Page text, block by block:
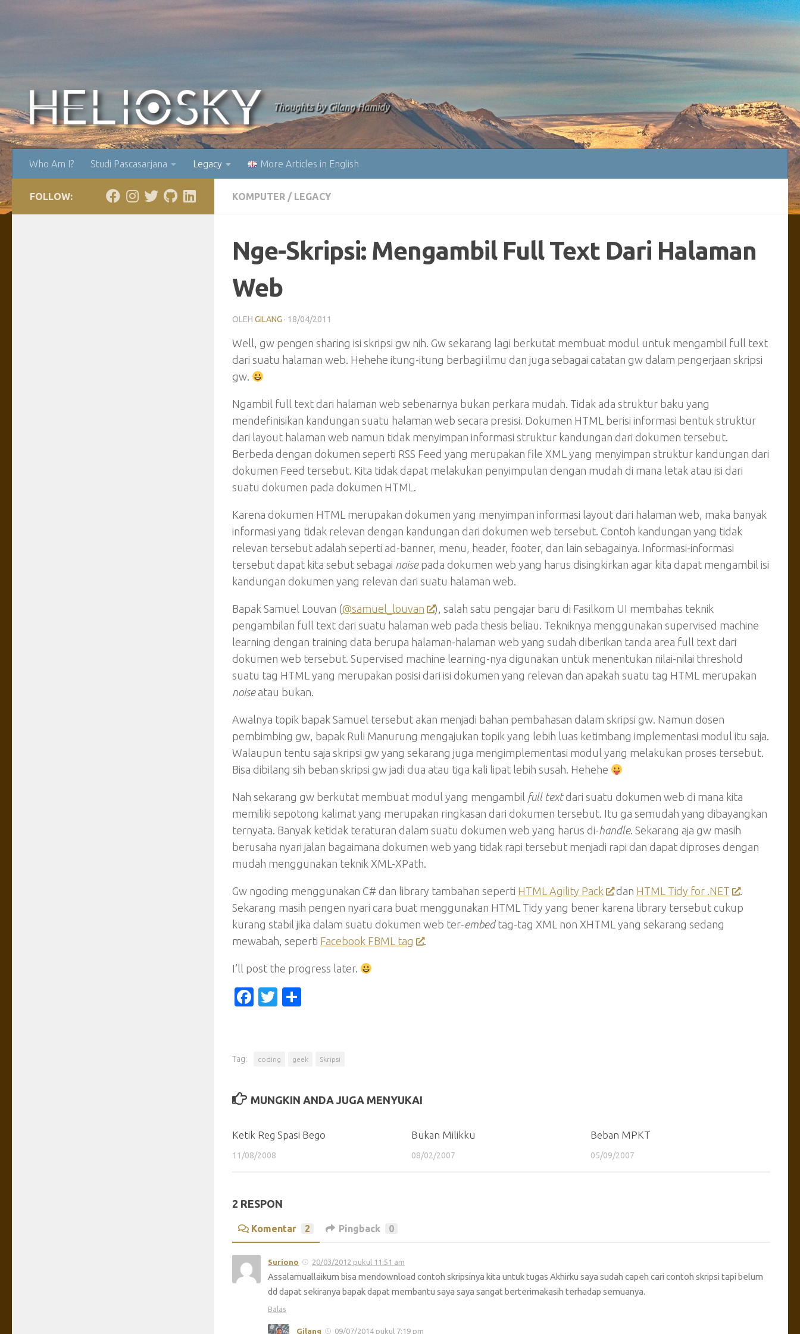
Thoughts by Gilang Hamidy
Who Am I? Studi Pascasarjana Legacy More Articles in English
KOMPUTER / LEGACY
Nge-Skripsi: Mengambil Full Text Dari Halaman
Web
OLEH GILANG · 18/04/2011
Well, gw pengen sharing isi skripsi gw nih. Gw sekarang lagi berkutat membuat modul untuk mengambil full text
dari suatu halaman web. Hehehe itung-itung berbagi ilmu dan juga sebagai catatan gw dalam pengerjaan skripsi
gw.
Ngambil full text dari halaman web sebenarnya bukan perkara mudah. Tidak ada struktur baku yang
mendefinisikan kandungan suatu halaman web secara presisi. Dokumen HTML berisi informasi bentuk struktur
dari layout halaman web namun tidak menyimpan informasi struktur kandungan dari dokumen tersebut.
Berbeda dengan dokumen seperti RSS Feed yang merupakan file XML yang menyimpan struktur kandungan dari
dokumen Feed tersebut. Kita tidak dapat melakukan penyimpulan dengan mudah di mana letak atau isi dari
suatu dokumen pada dokumen HTML.
Karena dokumen HTML merupakan dokumen yang menyimpan informasi layout dari halaman web, maka banyak
informasi yang tidak relevan dengan kandungan dari dokumen web tersebut. Contoh kandungan yang tidak
relevan tersebut adalah seperti ad-banner, menu, header, footer, dan lain sebagainya. Informasi-informasi
tersebut dapat kita sebut sebagai noise pada dokumen web yang harus disingkirkan agar kita dapat mengambil isi
kandungan dokumen yang relevan dari suatu halaman web.
Bapak Samuel Louvan (@samuel_louvan
), salah satu pengajar baru di Fasilkom UI membahas teknik
pengambilan full text dari suatu halaman web pada thesis beliau. Tekniknya menggunakan supervised machine
learning dengan training data berupa halaman-halaman web yang sudah diberikan tanda area full text dari
dokumen web tersebut. Supervised machine learning-nya digunakan untuk menentukan nilai-nilai threshold
suatu tag HTML yang merupakan posisi dari isi dokumen yang relevan dan apakah suatu tag HTML merupakan
noise atau bukan.
Awalnya topik bapak Samuel tersebut akan menjadi bahan pembahasan dalam skripsi gw. Namun dosen
pembimbing gw, bapak Ruli Manurung mengajukan topik yang lebih luas ketimbang implementasi modul itu saja.
Walaupun tentu saja skripsi gw yang sekarang juga mengimplementasi modul yang melakukan proses tersebut.
Bisa dibilang sih beban skripsi gw jadi dua atau tiga kali lipat lebih susah. Hehehe
Nah sekarang gw berkutat membuat modul yang mengambil full textdari suatu dokumen web di mana kita
memiliki sepotong kalimat yang merupakan ringkasan dari dokumen tersebut. Itu ga semudah yang dibayangkan
ternyata. Banyak ketidak teraturan dalam suatu dokumen web yang harus di-handle. Sekarang aja gw masih
berusaha nyari jalan bagaimana dokumen web yang tidak rapi tersebut menjadi rapi dan dapat diproses dengan
mudah menggunakan teknik XML-XPath.
Gw ngoding menggunakan C# dan library tambahan seperti HTML Agility Pack dan HTML Tidy for .NET
.
Sekarang masih pengen nyari cara buat menggunakan HTML Tidy yang bener karena library tersebut cukup
kurang stabil jika dalam suatu dokumen web ter-embed tag-tag XML non XHTML yang sekarang sedang
mewabah, seperti Facebook FBML tag .
I’ll post the progress later.
Facebook
Twitter
Tag: coding geek Skripsi
MUNGKIN ANDA JUGA MENYUKAI
Ketik Reg Spasi Bego
11/08/2008
Bukan Milikku
08/02/2007
Beban MPKT
05/09/2007
2 RESPON
Komentar 2 Pingback 0
Suriono 20/03/2012 pukul 11:51 am
Assalamuallaikum bisa mendownload contoh skripsinya kita untuk tugas Akhirku saya sudah capeh cari contoh skripsi tapi belum
dd dapat sekiranya bapak dapat membantu saya saya sangat berterimakasih terhadap semuanya.
Balas
Gilang 09/07/2014 pukul 7:19 pm
FOLLOW: